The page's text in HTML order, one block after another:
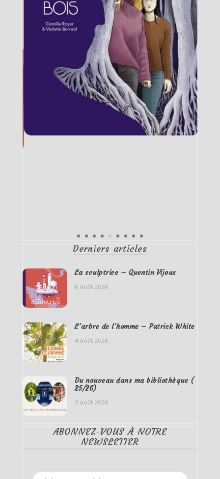
Derniers articles
La sculptrice – Quentin Vijoux
6 août 2026
L’arbre de l’homme – Patrick White
4 août 2026
Du nouveau dans ma bibliothèque (
25/26)
2 août 2026
ABONNEZ-VOUS À NOTRE
NEWSLETTER